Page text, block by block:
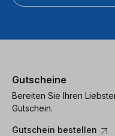
Gutscheine
Bereiten Sie Ihren
Gutschein.
Gutschein bestellen